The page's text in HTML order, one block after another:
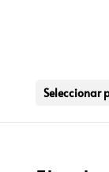
Seleccionar